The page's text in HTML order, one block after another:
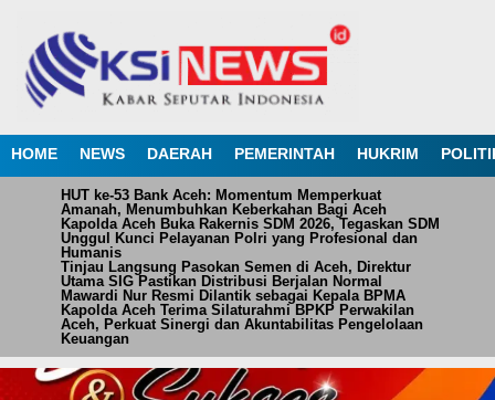
HOME NEWS DAERAH PEMERINTAH HUKRIM
HUT ke-53 Bank Aceh: Momentum Memperkuat
Amanah, Menumbuhkan Keberkahan Bagi Aceh
Kapolda Aceh Buka Rakernis SDM 2026, Tegaskan SDM
Unggul Kunci Pelayanan Polri yang Profesional dan
Humanis
Tinjau Langsung Pasokan Semen di Aceh, Direktur
Utama SIG Pastikan Distribusi Berjalan Normal
Mawardi Nur Resmi Dilantik sebagai Kepala BPMA
Kapolda Aceh Terima Silaturahmi BPKP Perwakilan
Aceh, Perkuat Sinergi dan Akuntabilitas Pengelolaan
Keuangan